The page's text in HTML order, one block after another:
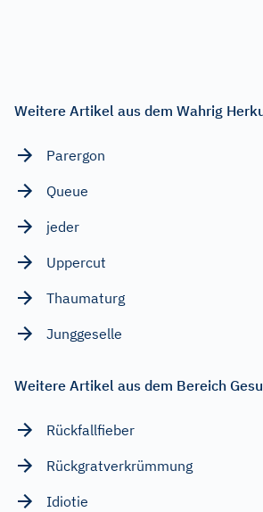
Weitere Artikel aus dem Wahrig
Parergon
Queue
jeder
Uppercut
Thaumaturg
Junggeselle
Weitere Artikel aus dem Bereich
Rückfallfieber
Rückgratverkrümmung
Idiotie